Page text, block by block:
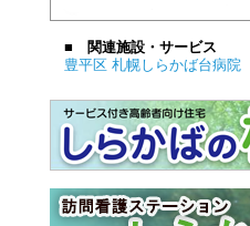
■ 関連施設・サービス
豊平区 札幌しらかば台病院